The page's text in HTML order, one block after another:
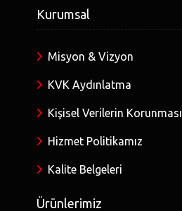
Kurumsal
Misyon & Vizyon
KVK Aydınlatma
Kişisel Verilerin Korunması
Hizmet Politikamız
Kalite Belgeleri
Ürünlerimiz